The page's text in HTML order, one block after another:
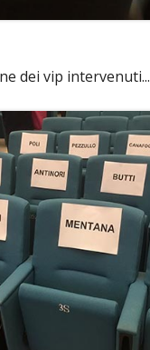
dei vip intervenuti...